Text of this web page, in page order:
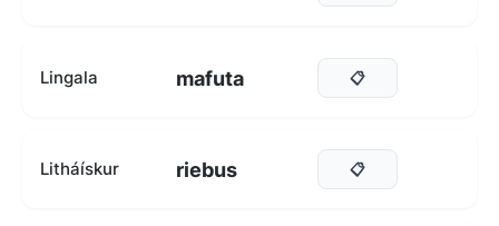
Lingala mafuta 📋
Litháískur riebus 📋